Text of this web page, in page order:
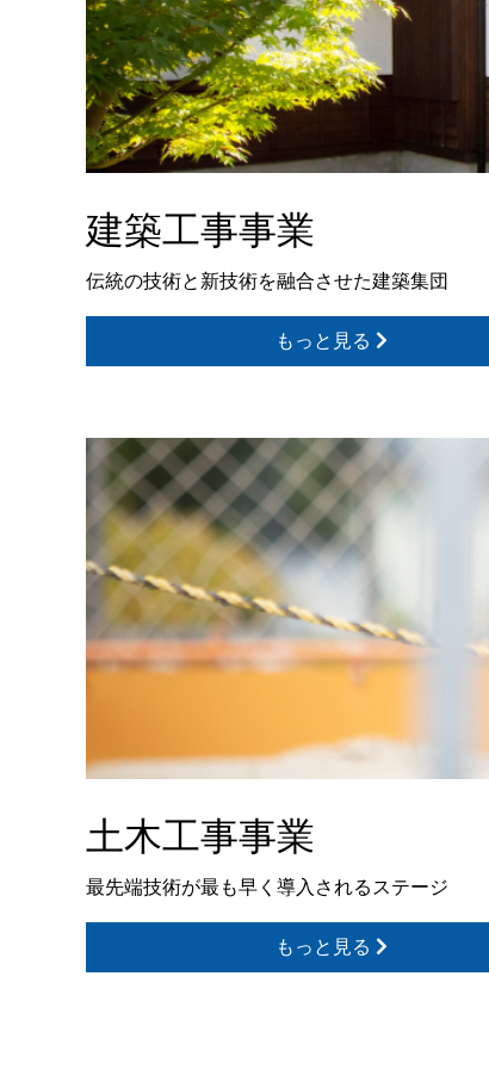
建築工事事業
伝統の技術と新技術を融合させた建築集団
もっと見る
土木工事事業
最先端技術が最も早く導入されるステージ
もっと見る